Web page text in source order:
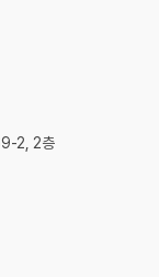
2, 2층